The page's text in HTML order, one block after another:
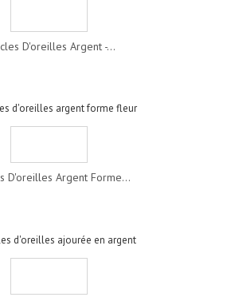
D'oreilles Argent -...
D'oreilles Argent Forme...